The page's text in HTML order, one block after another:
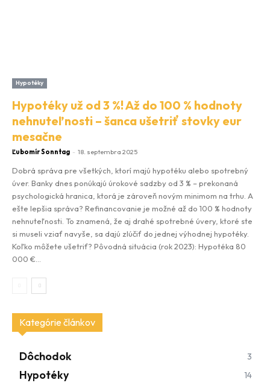
Hypotéky
Hypotéky už od 3 %! Až do 100 % hodnoty
nehnuteľnosti – šanca ušetriť stovky eur
mesačne
Ľubomír Sonntag - 18. septembra 2025
Dobrá správa pre všetkých, ktorí majú hypotéku alebo spotrebný
úver. Banky dnes ponúkajú úrokové sadzby od 3 % – prekonaná
psychologická hranica, ktorá je zároveň novým minimom na trhu. A
ešte lepšia správa? Refinancovanie je možné až do 100 % hodnoty
nehnuteľnosti. To znamená, že aj drahé spotrebné úvery, ktoré ste
si museli vziať navyše, sa dajú zlúčiť do jednej výhodnej hypotéky.
Koľko môžete ušetriť? Pôvodná situácia (rok 2023): Hypotéka 80
000 €...
Kategórie článkov
Dôchodok 3
Hypotéky 14